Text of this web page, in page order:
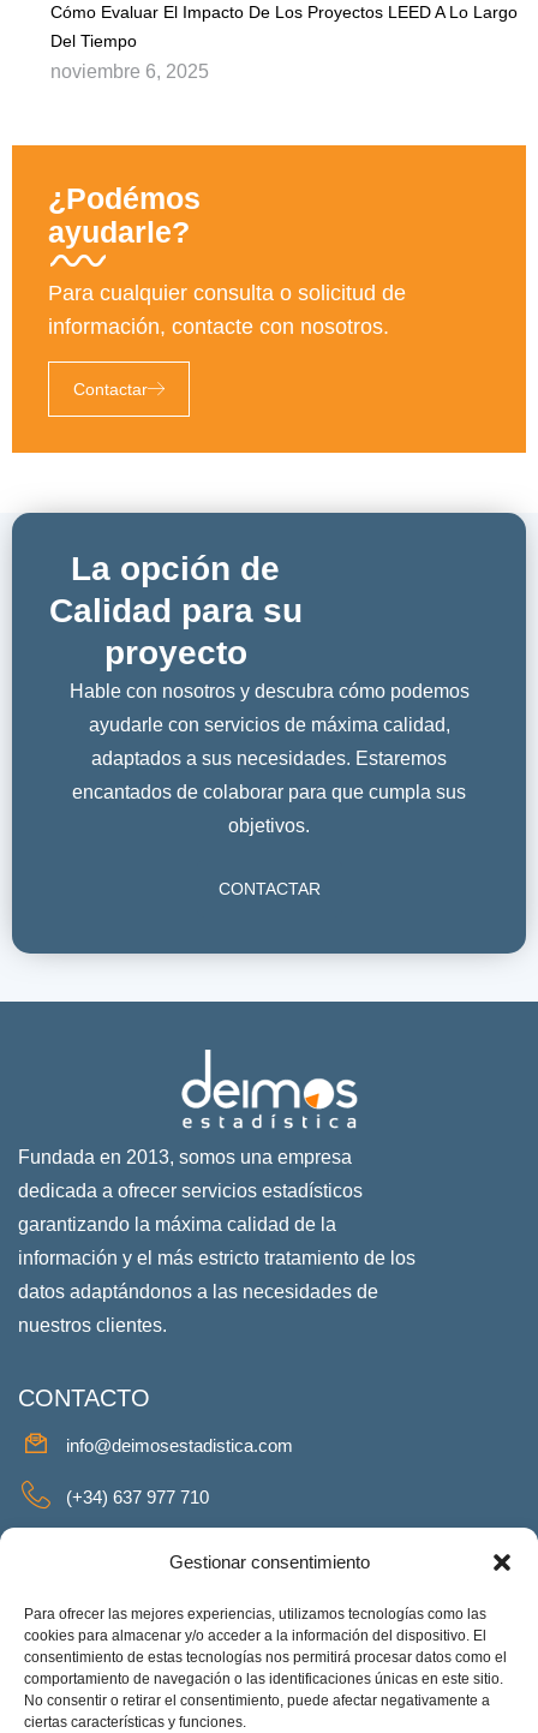
Gestionar consentimiento
Para ofrecer las mejores experiencias, utilizamos tecnologías como las
cookies para almacenar y/o acceder a la información del dispositivo. El
consentimiento de estas tecnologías nos permitirá procesar datos como el
comportamiento de navegación o las identificaciones únicas en este sitio.
No consentir o retirar el consentimiento, puede afectar negativamente a
ciertas características y funciones.
Cómo Evaluar El Impacto De Los Proyectos LEED A Lo Largo
Del Tiempo
noviembre 6, 2025
¿Podémos
ayudarle?
Para cualquier consulta o solicitud de
información, contacte con nosotros.
Contactar
La opción de
Calidad para su
proyecto
Hable con nosotros y descubra cómo podemos
ayudarle con servicios de máxima calidad,
adaptados a sus necesidades. Estaremos
encantados de colaborar para que cumpla sus
objetivos.
CONTACTAR
Fundada en 2013, somos una empresa
dedicada a ofrecer servicios estadísticos
garantizando la máxima calidad de la
información y el más estricto tratamiento de los
datos adaptándonos a las necesidades de
nuestros clientes.
CONTACTO
info@deimosestadistica.com
(+34) 637 977 710
REDES SOCIALES
Facebook Twitter